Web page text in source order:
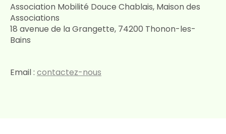
Association Mobilité Douce Chablais, Maison des
Associations
18 avenue de la Grangette, 74200 Thonon-les-
Bains
Email : contactez-nous